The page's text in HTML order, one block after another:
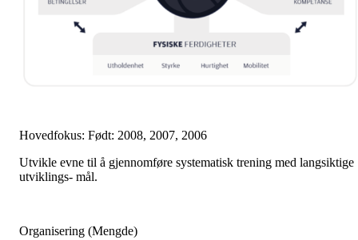
Hovedfokus: Født: 2008, 2007, 2006
Utvikle evne til å gjennomføre systematisk trening med langsiktige
utviklings- mål.
Organisering (Mengde)